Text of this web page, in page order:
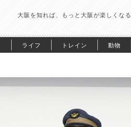
大阪を知れば、もっと大阪が楽しくなる
ライフ トレイン 動物